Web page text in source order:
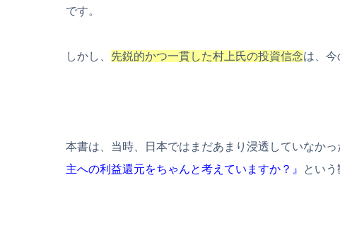
です。
しかし、 先鋭的かつ一貫した村上氏の投資信念は、今
本書は、当時、日本ではまだあまり浸透していなか
主への利益還元をちゃんと考えていますか？』
という